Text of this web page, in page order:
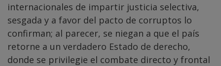
internacionales de impartir justicia selectiva,
sesgada y a favor del pacto de corruptos lo
confirman; al parecer, se niegan a que el país
retorne a un verdadero Estado de derecho,
donde se privilegie el combate directo y frontal